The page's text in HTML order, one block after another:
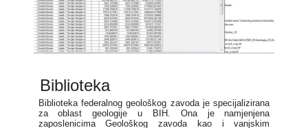
Biblioteka
Biblioteka federalnog geološkog zavoda je specijalizirana
za oblast geologije u BIH. Ona je namjenjena
zaposlenicima Geološkog zavoda kao i vanjskim